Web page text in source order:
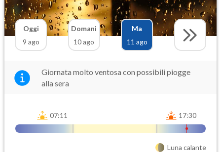
Oggi
9 ago
Domani
10 ago
Ma
11 ago
Giornata molto ventosa con possibili piogge
alla sera
07:11 17:30
Luna calante